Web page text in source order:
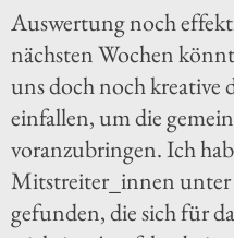
Auswertung noch
nächsten Wochen
uns doch noch kreative
einfallen, um die
voranzubringen. Ich
Mitstreiter_innen unter
gefunden, die sich für